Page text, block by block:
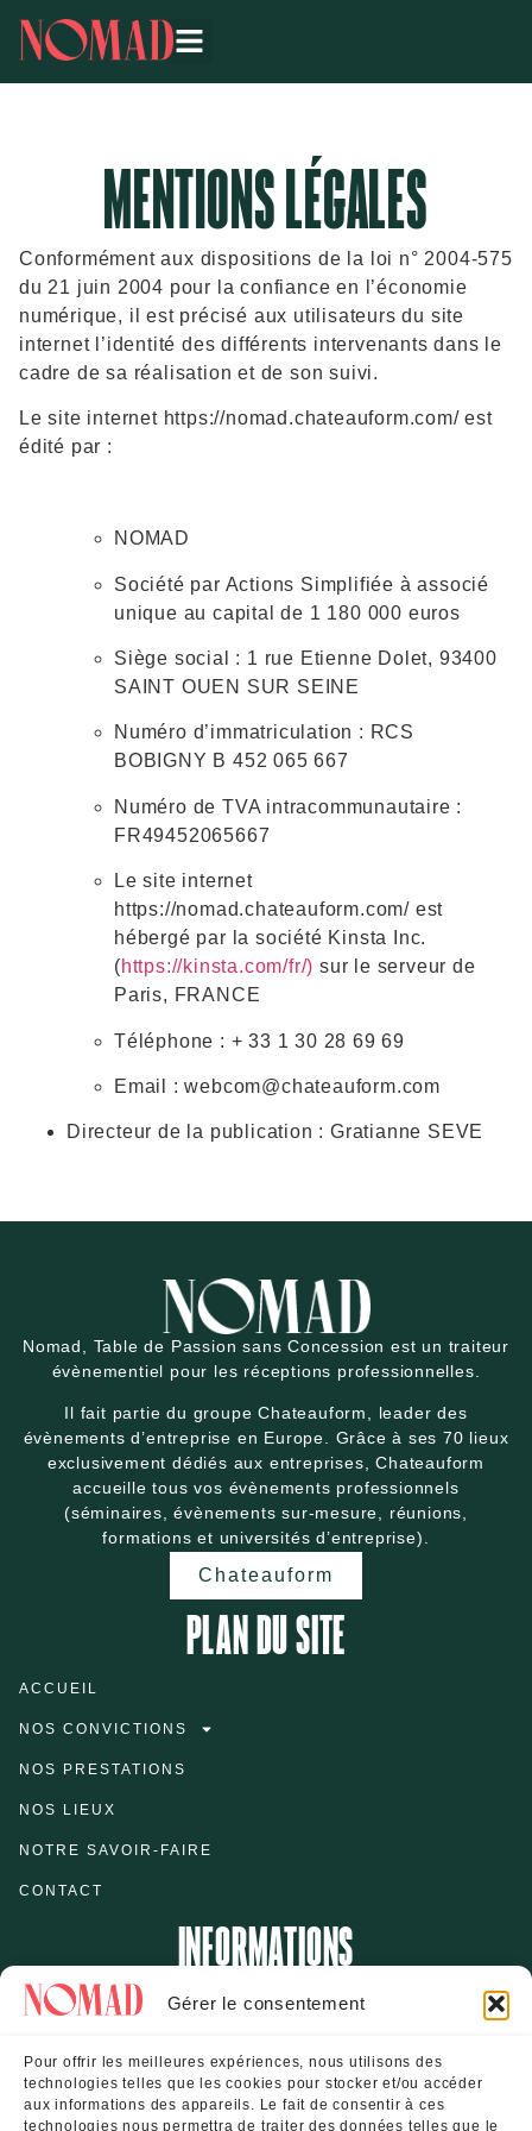
Gérer le consentement
Pour offrir les meilleures expériences, nous utilisons des
technologies telles que les cookies pour stocker et/ou accéder
aux informations des appareils. Le fait de consentir à ces
technologies nous permettra de traiter des données telles que le
MENTIONS LÉGALES
Conformément aux dispositions de la loi n° 2004-575
du 21 juin 2004 pour la confiance en l’économie
numérique, il est précisé aux utilisateurs du site
internet l’identité des différents intervenants dans le
cadre de sa réalisation et de son suivi.
Le site internet https://nomad.chateauform.com/ est
édité par :
NOMAD
Société par Actions Simplifiée à associé
unique au capital de 1 180 000 euros
Siège social : 1 rue Etienne Dolet, 93400
SAINT OUEN SUR SEINE
Numéro d’immatriculation : RCS
BOBIGNY B 452 065 667
Numéro de TVA intracommunautaire :
FR49452065667
Le site internet
https://nomad.chateauform.com/ est
hébergé par la société Kinsta Inc.
(https://kinsta.com/fr/) sur le serveur de
Paris, FRANCE
Téléphone : + 33 1 30 28 69 69
Email : webcom@chateauform.com
Directeur de la publication : Gratianne SEVE
Nomad, Table de Passion sans Concession est un traiteur
évènementiel pour les réceptions professionnelles.
Il fait partie du groupe Chateauform, leader des
évènements d’entreprise en Europe. Grâce à ses 70 lieux
exclusivement dédiés aux entreprises, Chateauform
accueille tous vos évènements professionnels
(séminaires, évènements sur-mesure, réunions,
formations et universités d’entreprise).
Chateauform
PLAN DU SITE
ACCUEIL
NOS CONVICTIONS
NOS PRESTATIONS
NOS LIEUX
NOTRE SAVOIR-FAIRE
CONTACT
INFORMATIONS
1 rue Etienne Dolet – 93400 Saint-Ouen
nomad@chateauform.com
06 74 33 99 22